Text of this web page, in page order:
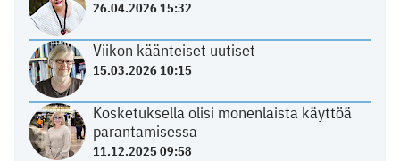
26.04.2026 15:32
Viikon käänteiset uutiset
15.03.2026 10:15
Kosketuksella olisi monenlaista käyttöä
parantamisessa
11.12.2025 09:58